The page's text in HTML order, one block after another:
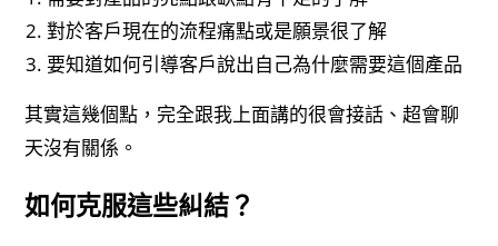
對於客戶現在的流程痛點或是願景很了解
要知道如何引導客戶說出自己為什麼需要這個產品
其實這幾個點，完全跟我上面講的很會接話、超會聊
天沒有關係。
如何克服這些糾結？